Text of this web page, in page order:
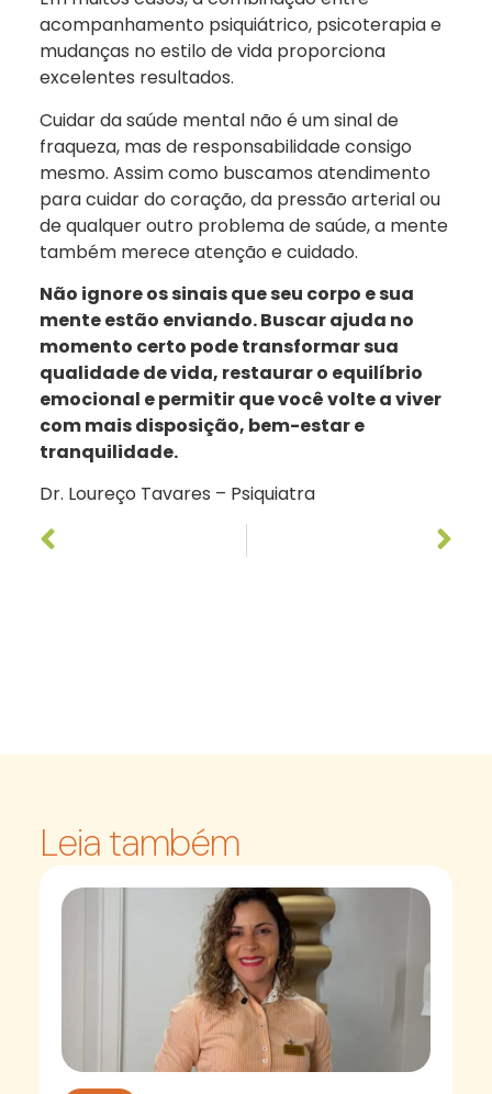
acompanhamento psiquiátrico, psicoterapia e
mudanças no estilo de vida proporciona
excelentes resultados.
Cuidar da saúde mental não é um sinal de
fraqueza, mas de responsabilidade consigo
mesmo. Assim como buscamos atendimento
para cuidar do coração, da pressão arterial ou
de qualquer outro problema de saúde, a mente
também merece atenção e cuidado.
Não ignore os sinais que seu corpo e sua
mente estão enviando. Buscar ajuda no
momento certo pode transformar sua
qualidade de vida, restaurar o equilíbrio
emocional e permitir que você volte a viver
com mais disposição, bem-estar e
tranquilidade.
Dr. Loureço Tavares – Psiquiatra
Leia também